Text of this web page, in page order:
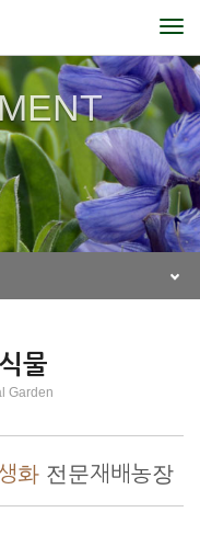
물
Garden
화 전문재배농장